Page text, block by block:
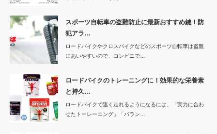
スポーツ自転車の盗難防止に最新おすすめ鍵！防
犯アラ…
ロードバイクやクロスバイクなどのスポーツ自転車は盗難
にあいやすいので、コンビニで…
ロードバイクのトレーニングに！効果的な栄養素
と持久…
ロードバイクで速く走れるようになるには、「実力に合わ
せたトーレーニング」「バラン…